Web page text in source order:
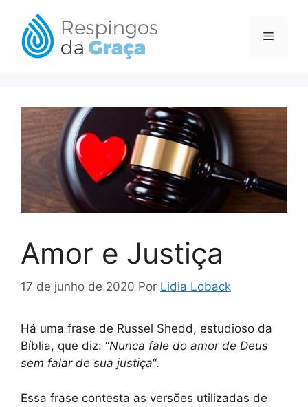
conteúdo
Menu
Amor e Justiça
17 de junho de 2020 Por Lidia Loback
Há uma frase de Russel Shedd, estudioso da
Bíblia, que diz: “Nunca fale do amor de Deus
sem falar de sua justiça“.
Essa frase contesta as versões utilizadas de